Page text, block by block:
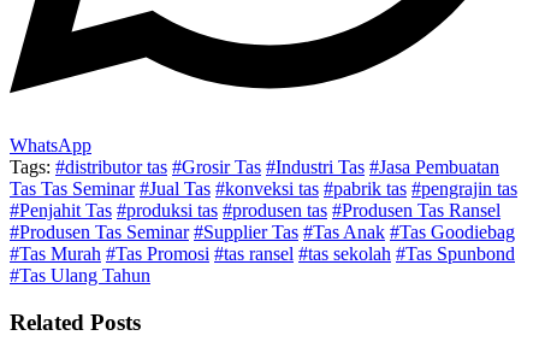
WhatsApp
Tags: #distributor tas #Grosir Tas #Industri Tas #Jasa Pembuatan
Tas Tas Seminar #Jual Tas #konveksi tas #pabrik tas #pengrajin tas
#Penjahit Tas #produksi tas #produsen tas #Produsen Tas Ransel
#Produsen Tas Seminar #Supplier Tas #Tas Anak #Tas Goodiebag
#Tas Murah #Tas Promosi #tas ransel #tas sekolah #Tas Spunbond
#Tas Ulang Tahun
Related Posts